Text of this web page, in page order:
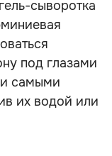
сыворотка
под глазами
самыми
их водой или